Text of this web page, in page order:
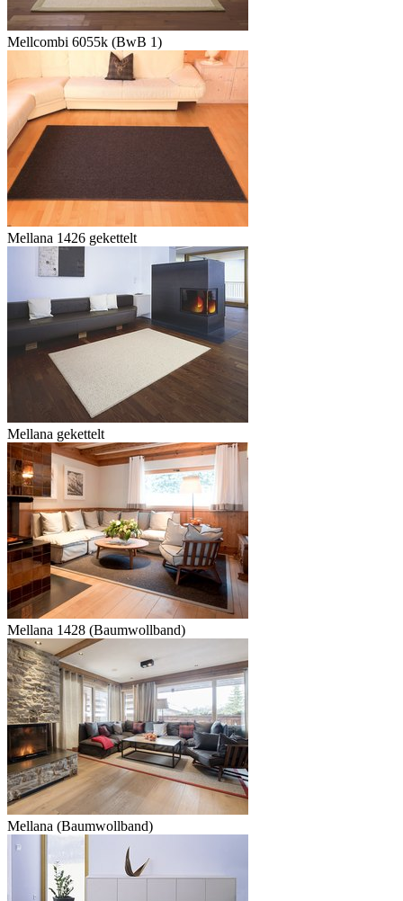
Mellcombi 6055k (BwB 1)
Mellana 1426 gekettelt
Mellana gekettelt
Mellana 1428 (Baumwollband)
Mellana (Baumwollband)